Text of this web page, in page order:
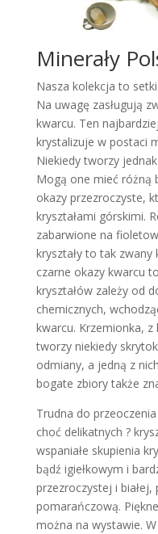
Minerały
Nasza kolekcja to
Na uwagę zasługują
kwarcu. Ten
krystalizuje w postaci
Niekiedy tworzy
Mogą one mieć różną
okazy przezroczyste,
kryształami górskimi.
zabarwione na
kryształy to tak zwany
czarne okazy kwarcu
kryształów zależy od
chemicznych,
kwarcu. Krzemionka,
tworzy niekiedy
odmiany, a jedną z
bogate zbiory także
Trudna do
choć delikatnych ?
wspaniałe skupienia
bądź igiełkowym i
przezroczystej i
pomarańczową.
można na wystawie.